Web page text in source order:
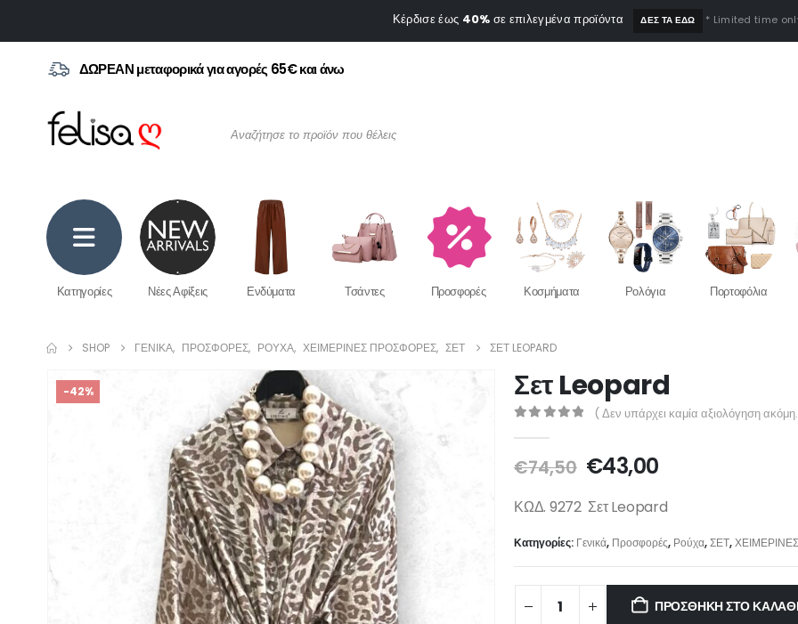
Κέρδισε έως 40% σε επιλεγμένα προϊόντα ΔΕΣ ΤΑ ΕΔΩ * Limited time
ΔΩΡΕΑΝ μεταφορικά για αγορές 65€ και άνω
Κατηγορίες Νέες Αφίξεις Ενδύματα Τσάντες Προσφορές Κοσμήματα Ρολόγια Πορτοφόλια
SHOP ΓΕΝΙΚΆ, ΠΡΟΣΦΟΡΈΣ, ΡΟΎΧΑ, ΧΕΙΜΕΡΙΝΕΣ ΠΡΟΣΦΟΡΕΣ, ΣΕΤ ΣΕΤ LEOPARD
-42% Σετ Leopard
( Δεν υπάρχει καμία αξιολόγηση
€74,50 €43,00
ΚΩΔ. 9272 Σετ Leopard
Κατηγορίες: Γενικά, Προσφορές, Ρούχα,ΣΕΤ,
ΠΡΟΣΘΉΚΗ ΣΤΟ ΚΑΛΆΘΙ